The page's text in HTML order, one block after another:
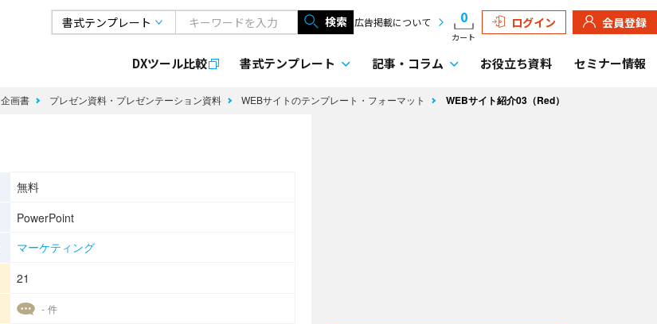
検索 広告掲載について 0
カート
ログイン 会員登録
DXツール比較 書式テンプレート 記事・ コラム お役立ち資料 セミナー情報
企画書 プレゼン資料・プレゼンテーション資料 WEBサイトのテンプレート・フォーマット WEBサイト紹介03（Red）
無料
PowerPoint
マーケティング
21
- 件